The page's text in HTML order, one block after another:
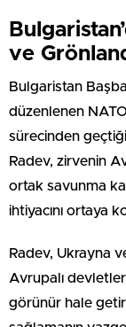
ve
Bulgaristan
düzenlenen
sürecinden
Radev, zirvenin
ortak savunma
ihtiyacını ortaya
Radev, Ukrayna
Avrupalı
görünür hale